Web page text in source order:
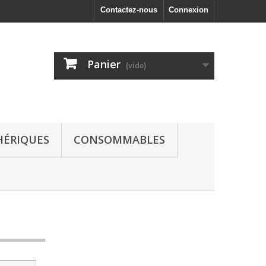
Connexion
Contactez-nous
Panier (vide)
CONSOMMABLES